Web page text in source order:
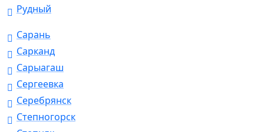
Рудный
Сарань
Сарканд
Сарыагаш
Сергеевка
Серебрянск
Степногорск